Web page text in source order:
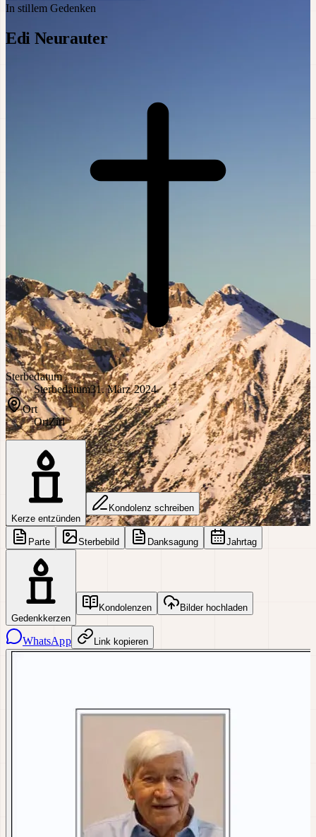
In stillem Gedenken
Edi Neurauter
Sterbedatum
Sterbedatum31. März 2024
Ort
OrtZirl
Kerze entzünden
Kondolenz schreiben
Parte Sterbebild Danksagung Jahrtag
Gedenkkerzen
Kondolenzen Bilder hochladen
WhatsApp Link kopieren